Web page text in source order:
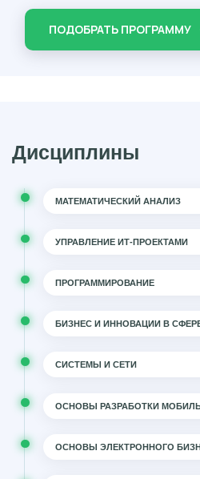
ПОДОБРАТЬ ПРОГРАММУ
Дисциплины
МАТЕМАТИЧЕСКИЙ АНАЛИЗ
УПРАВЛЕНИЕ ИТ-ПРОЕКТАМИ
ПРОГРАММИРОВАНИЕ
БИЗНЕС И ИННОВАЦИИ В
СИСТЕМЫ И СЕТИ
ОСНОВЫ РАЗРАБОТКИ
ОСНОВЫ ЭЛЕКТРОННОГО